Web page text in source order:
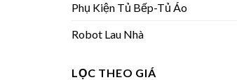
Phụ Kiện Tủ Bếp-Tủ Áo
Robot Lau Nhà
LỌC THEO GIÁ